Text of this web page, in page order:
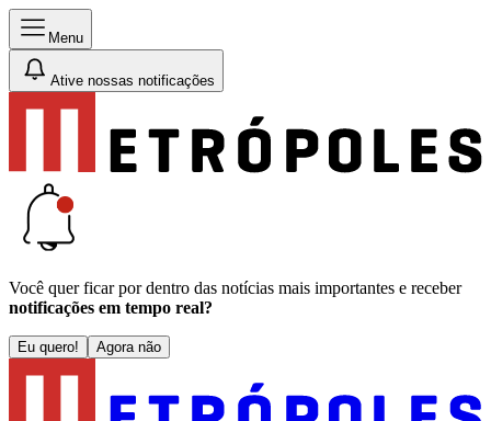
Menu
Ative nossas notificações
Você quer ficar por dentro das notícias mais importantes e receber
notificações em tempo real?
Eu quero! Agora não